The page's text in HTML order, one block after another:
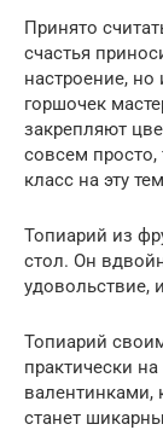
Принято
счастья
настроение,
горшочек
закрепляют
совсем просто,
класс на эту
Топиарий из
стол. Он
удовольствие,
Топиарий
практически
валентинками,
станет